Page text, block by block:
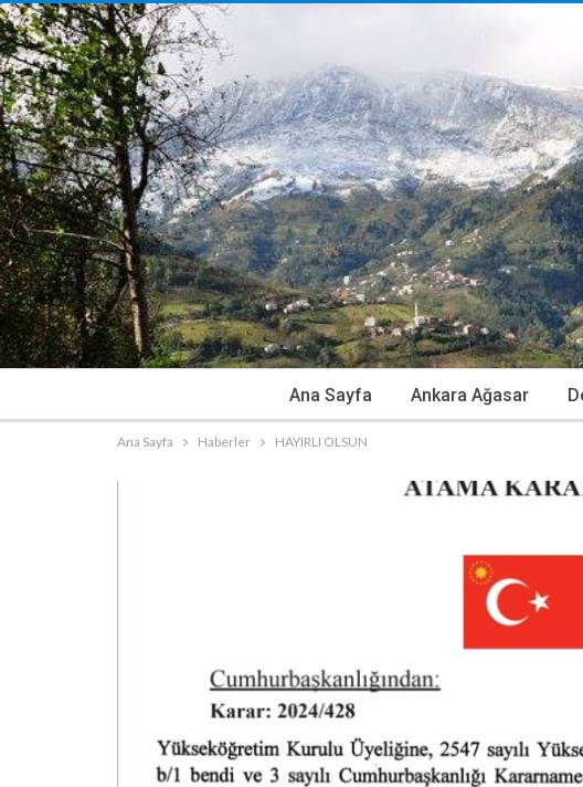
Ana Sayfa Ankara Ağasar
Ana Sayfa Haberler HAYIRLI OLSUN